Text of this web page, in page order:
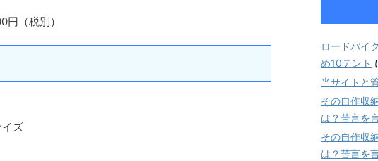
（税別）
ズ
ロードバイ
め10テント
当サイトと
その自作収
は？苦言を
その自作収
は？苦言を